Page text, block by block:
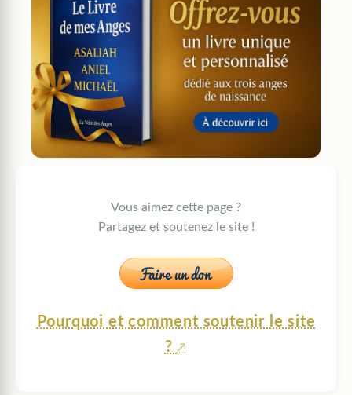
Vous aimez cette page ?
Partagez et soutenez le site !
Pourquoi et comment soutenir le site
?